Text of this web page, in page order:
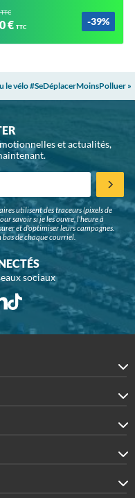
TTC
€ TTC -39%
le vélo #SeDéplacerMoinsPolluer »
et actualités,
utilisent des traceurs (pixels de
savoir si je les ouvre, l'heure à
et d'optimiser leurs campagnes.
de chaque courriel.
sociaux